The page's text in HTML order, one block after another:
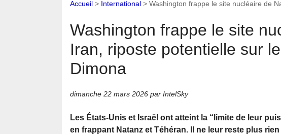
Accueil > International > Washington frappe le site nucléaire de
Washington frappe le site
Iran, riposte potentielle sur
Dimona
dimanche 22 mars 2026 par IntelSky
Les États-Unis et Israël ont atteint la “limite de leur
en frappant Natanz et Téhéran. Il ne leur reste plus